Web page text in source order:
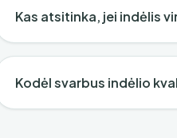
Kas atsitinka, jei indėlis
Kodėl svarbus indėlio